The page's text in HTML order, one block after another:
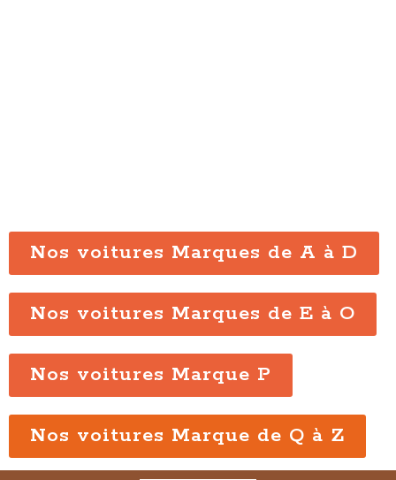
Nos voitures Marques de A à D
Nos voitures Marques de E à O
Nos voitures Marque P
Nos voitures Marque de Q à Z